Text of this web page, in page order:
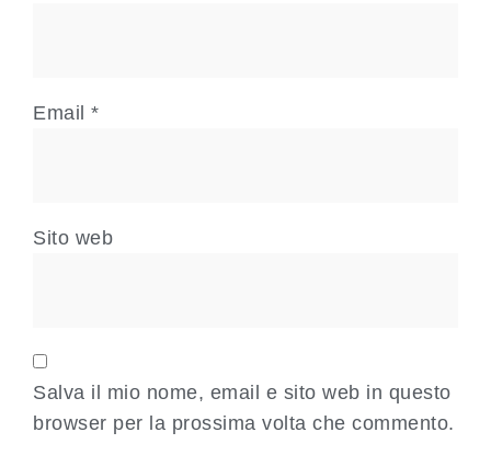
Email *
Sito web
Salva il mio nome, email e sito web in questo
browser per la prossima volta che commento.